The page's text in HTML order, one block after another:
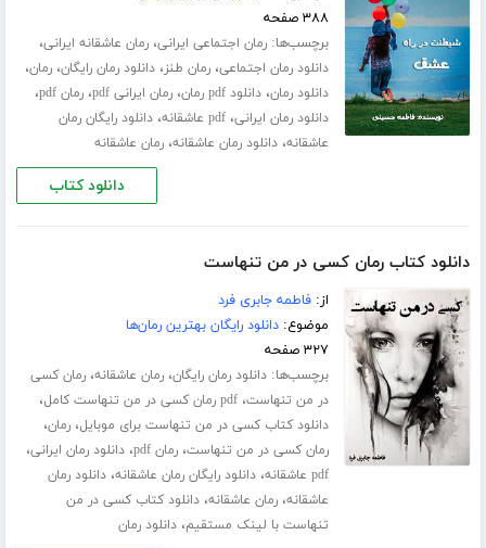
۳۸۸ صفحه
برچسب‌ها:رمان اجتماعی ایرانی،رمان عاشقانه ایرانی،
دانلود رمان اجتماعی،رمان طنز،دانلود رمان رایگان،رمان،
دانلود رمان،دانلود pdf رمان ،رمان ایرانی pdf ،رمان pdf ،
دانلود رمان ایرانی،pdf عاشقانه ،دانلود رایگان رمان
عاشقانه،دانلود رمان عاشقانه،رمان عاشقانه
دانلود کتاب
دانلود کتاب رمان کسی در من تنهاست
از:فاطمه جابری فرد
موضوع:دانلود رایگان بهترین رمان‌ها
۳۲۷ صفحه
برچسب‌ها:دانلود رمان رایگان،رمان عاشقانه،رمان کسی
در من تنهاست،pdf رمان کسی در من تنهاست کامل ،
دانلود کتاب کسی در من تنهاست برای موبایل،رمان،
رمان کسی در من تنهاست،رمان pdf ،دانلود رمان ایرانی،
pdf عاشقانه ،دانلود رایگان رمان عاشقانه،دانلود رمان
عاشقانه،رمان عاشقانه،دانلود کتاب کسی در من
تنهاست با لینک مستقیم،دانلود رمان